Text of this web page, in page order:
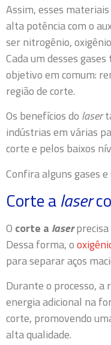
Assim, esses
alta potência com o
ser nitrogênio,
Cada um desses
objetivo em comum:
região de corte.
Os benefícios do laser
indústrias em várias
corte e pelos baixos
Confira alguns gases
Corte alaser
O corte a laserprecisa
Dessa forma, o
para separar aços
Durante o processo, a
energia adicional na
corte, promovendo
alta qualidade.